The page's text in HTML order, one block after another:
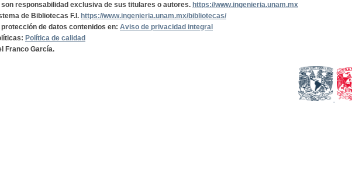
responsabilidad exclusiva de sus titulares o autores. https://www.ingenieria.unam.mx
de Bibliotecas F.I. https://www.ingenieria.unam.mx/bibliotecas/
de datos contenidos en: Aviso de privacidad integral
Política de calidad
Franco García.